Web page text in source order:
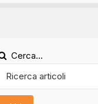
Cerca...